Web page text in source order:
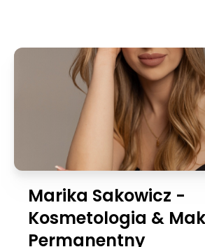
Marika Sakowicz -
Kosmetologia &
Permanentny